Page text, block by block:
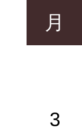
月
3